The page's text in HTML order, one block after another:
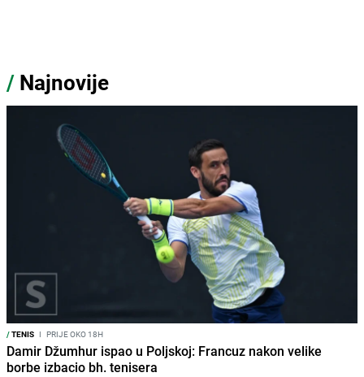
/ Najnovije
/TENIS I PRIJE OKO 18H
Damir Džumhur ispao u Poljskoj: Francuz nakon velike
borbe izbacio bh. tenisera